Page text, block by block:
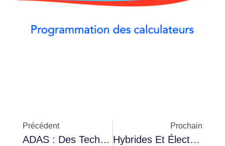
Précédent
ADAS : Des Technologies Coûteuses Ou Un Investissement Rentable ?
Prochain
Hybrides Et Électriques : Comment Évoluent Les Boîtes De Vitesses Pour Ces Nouvelles Motorisations ?